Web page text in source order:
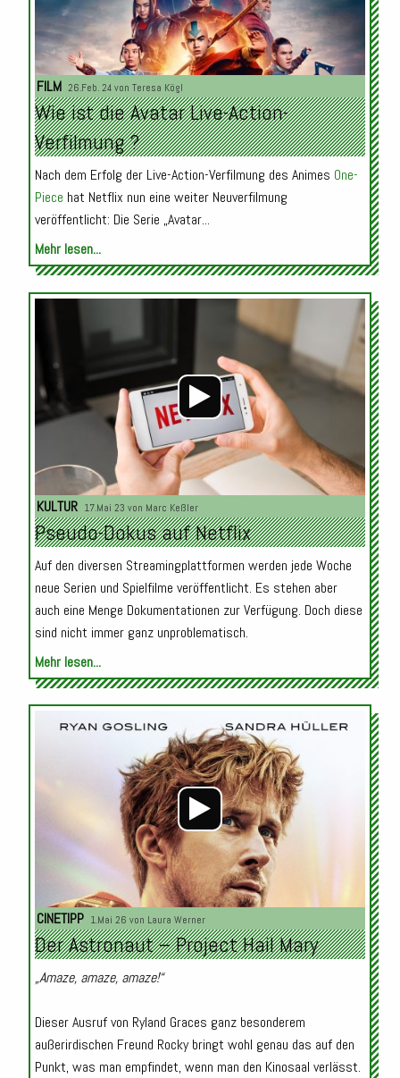
FILM 26.Feb. 24 von Teresa Kögl
Wie ist die Avatar Live-Action-
Verfilmung ?
Nach dem Erfolg der Live-Action-Verfilmung des Animes One-
Piece hat Netflix nun eine weiter Neuverfilmung
veröffentlicht: Die Serie „Avatar...
Mehr lesen...
Audio-
Player
KULTUR 17.Mai 23 von Marc Keßler
Pseudo-Dokus auf Netflix
Auf den diversen Streamingplattformen werden jede Woche
neue Serien und Spielfilme veröffentlicht. Es stehen aber
auch eine Menge Dokumentationen zur Verfügung. Doch diese
sind nicht immer ganz unproblematisch.
Mehr lesen...
Audio-
Player
CINETIPP 1.Mai 26 von Laura Werner
Der Astronaut – Project Hail Mary
„Amaze, amaze, amaze!“
Dieser Ausruf von Ryland Graces ganz besonderem
außerirdischen Freund Rocky bringt wohl genau das auf den
Punkt, was man empfindet, wenn man den Kinosaal verlässt.